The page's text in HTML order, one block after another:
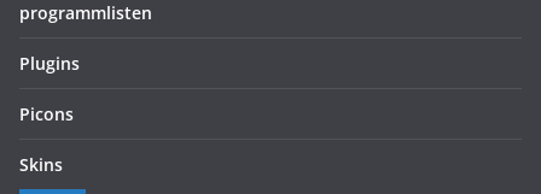
programmlisten
Plugins
Picons
Skins